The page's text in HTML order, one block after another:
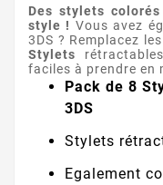
Des stylets
style ! Vous avez
3DS ? Remplacez
Stylets
faciles à prendre en
Pack de 8
3DS
Stylets
Egalement